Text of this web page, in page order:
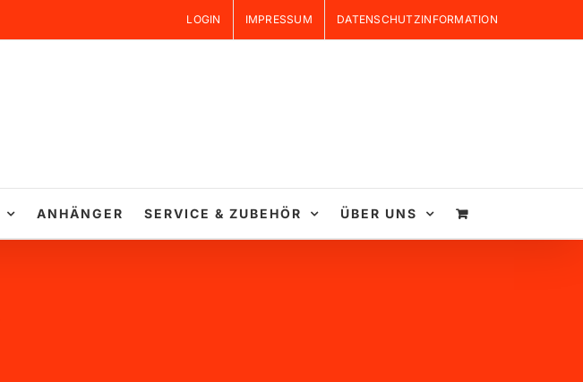
LOGIN IMPRESSUM DATENSCHUTZINFORMATION
ANHÄNGER SERVICE & ZUBEHÖR ÜBER UNS